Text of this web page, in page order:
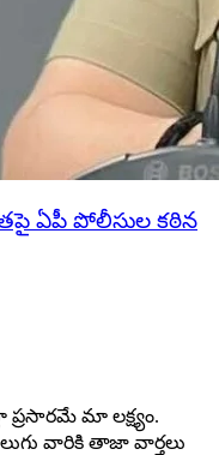
ఏపీ పోలీసుల కఠిన
ప్రసారమే మా లక్ష్యం.
వారికి తాజా వార్తలు